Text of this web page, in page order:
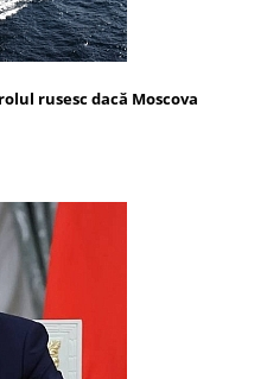
rusesc dacă Moscova